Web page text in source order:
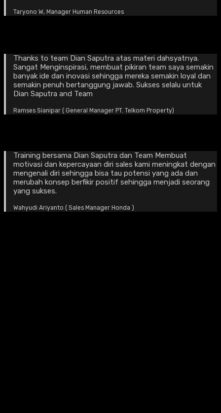
Taryono W, Manager Human Resources
Thanks to team Dian Saputra atas materi dahsyatnya.
Sangat Menginspirasi, membuat pikiran team saya semakin
banyak ide dan inovasi sehingga mereka semakin loyal dan
semakin penuh bertanggung jawab. Sukses selalu untuk
Dian Saputra and Team
Ramses Sianipar ( General Manager PT. Telkom Property)
Training bersama Dian Saputra dan Team Membuat
motivasi dan kepercayaan diri sales kami meningkat dengan
mengenali diri sehingga bisa tau potensi yang ada dan
merubah konsep berfikir positif sehingga menjadi seorang
yang sukses.
Wahyudi Ariyanto ( Sales Manager Honda )